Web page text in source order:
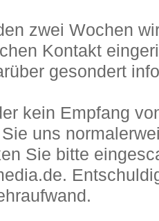
zwei Wochen
Kontakt
gesondert
kein Empfang
uns
Sie bitte